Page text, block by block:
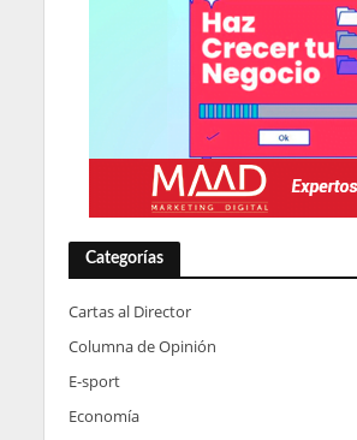
Categorías
Cartas al Director
Columna de Opinión
E-sport
Economía